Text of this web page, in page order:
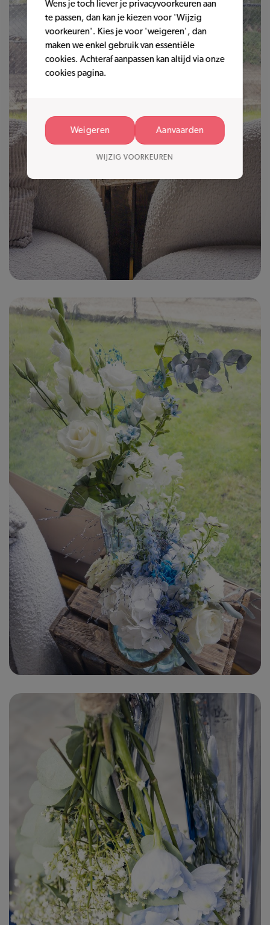
Wens je toch liever je privacyvoorkeuren aan
te passen, dan kan je kiezen voor 'Wijzig
voorkeuren'. Kies je voor 'weigeren', dan
maken we enkel gebruik van essentiële
cookies. Achteraf aanpassen kan altijd via onze
cookies pagina.
Weigeren Aanvaarden
WIJZIG VOORKEUREN